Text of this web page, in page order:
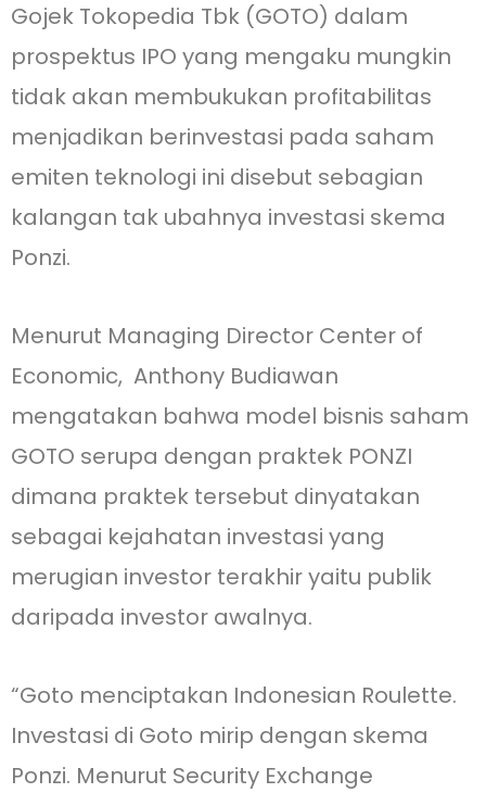
Gojek Tokopedia Tbk (GOTO) dalam
prospektus IPO yang mengaku mungkin
tidak akan membukukan profitabilitas
menjadikan berinvestasi pada saham
emiten teknologi ini disebut sebagian
kalangan tak ubahnya investasi skema
Ponzi.
Menurut Managing Director Center of
Economic, Anthony Budiawan
mengatakan bahwa model bisnis saham
GOTO serupa dengan praktek PONZI
dimana praktek tersebut dinyatakan
sebagai kejahatan investasi yang
merugian investor terakhir yaitu publik
daripada investor awalnya.
“Goto menciptakan Indonesian Roulette.
Investasi di Goto mirip dengan skema
Ponzi. Menurut Security Exchange